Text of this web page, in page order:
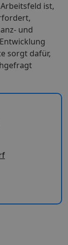
ist,
und
sorgt dafür,